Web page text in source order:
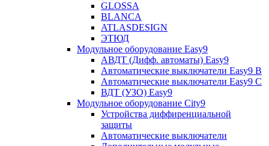
GLOSSA
BLANCA
ATLASDESIGN
ЭТЮД
Модульное оборудование Easy9
АВДТ (Дифф. автоматы) Easy9
Автоматические выключатели Easy9 В
Автоматические выключатели Easy9 С
ВДТ (УЗО) Easy9
Модульное оборудование City9
Устройства диффиренциальной
защиты
Автоматические выключатели